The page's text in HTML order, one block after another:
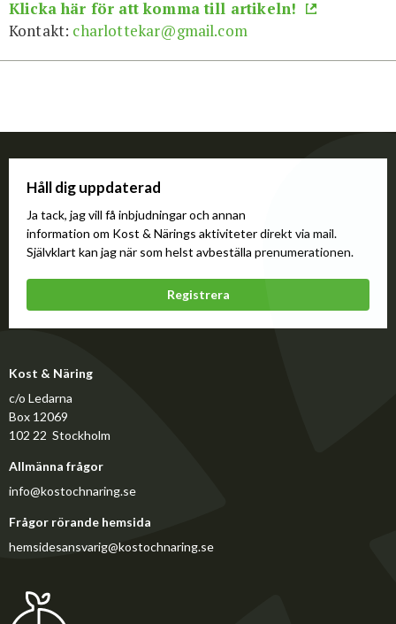
Klicka här för att komma till artikeln!
Kontakt: charlottekar@gmail.com
Håll dig uppdaterad
Ja tack, jag vill få inbjudningar och annan
information om Kost & Närings aktiviteter direkt via mail.
Självklart kan jag när som helst avbeställa prenumerationen.
Registrera
Kost & Näring
c/o Ledarna
Box 12069
102 22 Stockholm
Allmänna frågor
info@kostochnaring.se
Frågor rörande hemsida
hemsidesansvarig@kostochnaring.se